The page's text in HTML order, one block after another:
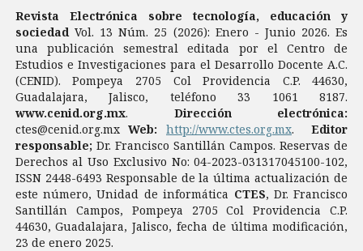
Revista Electrónica sobre tecnología, educación y
sociedad Vol. 13 Núm. 25 (2026): Enero - Junio 2026. Es
una publicación semestral editada por el Centro de
Estudios e Investigaciones para el Desarrollo Docente A.C.
(CENID). Pompeya 2705 Col Providencia C.P. 44630,
Guadalajara, Jalisco, teléfono 33 1061 8187.
www.cenid.org.mx. Dirección electrónica:
ctes@cenid.org.mxWeb: http://www.ctes.org.mx. Editor
responsable; Dr. Francisco Santillán Campos. Reservas de
Derechos al Uso Exclusivo No: 04-2023-031317045100-102,
ISSN 2448-6493 Responsable de la última actualización de
este número, Unidad de informática CTES, Dr. Francisco
Santillán Campos, Pompeya 2705 Col Providencia C.P.
44630, Guadalajara, Jalisco, fecha de última modificación,
23 de enero 2025.